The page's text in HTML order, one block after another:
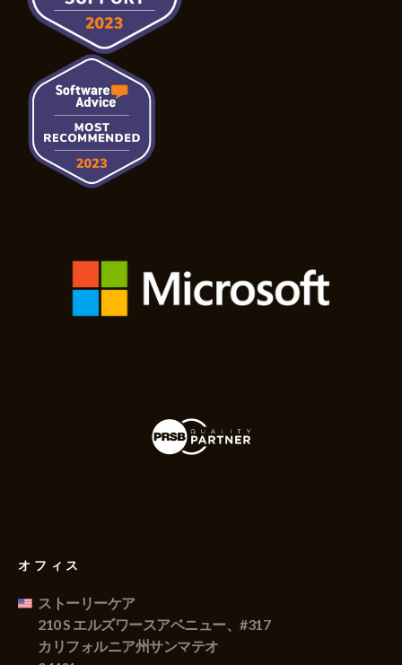
オフィス
ストーリーケア
210 S エルズワースアベニュー、#317
カリフォルニア州サンマテオ